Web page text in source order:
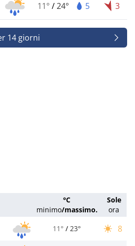
11° /24° 5 3
14 giorni
°C
minimo/massimo.
Sole
ora
11° / 23° 8